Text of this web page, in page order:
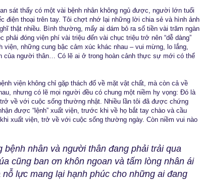
sát thấy có một vài bệnh nhân không ngủ được, người lớn tuổi
điện thoại trên tay. Tôi chợt nhớ lại những lời chia sẻ và hình ảnh
thật nhiều. Bình thường, mấy ai dám bỏ ra số tiền vài trăm ngàn
đóng viện phí vài triệu đến vài chục triệu trở nên “dễ dàng”
những cung bậc cảm xúc khác nhau – vui mừng, lo lắng,
của người thân… Có lẽ ai ở trong hoàn cảnh thực sự mới có thể
viện không chỉ gặp thách đố về mặt vật chất, mà còn cả về
nhưng có lẽ mọi người đều có chung một niềm hy vọng: Đó là
về với cuộc sống thường nhật. Nhiều lần tôi đã được chứng
được “lệnh” xuất viện, trước khi về họ bắt tay chào và cầu
xuất viện, trở về với cuộc sống thường ngày. Còn niềm vui nào
nhân và người thân đang phải trải qua
cũng ban ơn khôn ngoan và tấm lòng nhân ái
lực mang lại hạnh phúc cho những ai đang